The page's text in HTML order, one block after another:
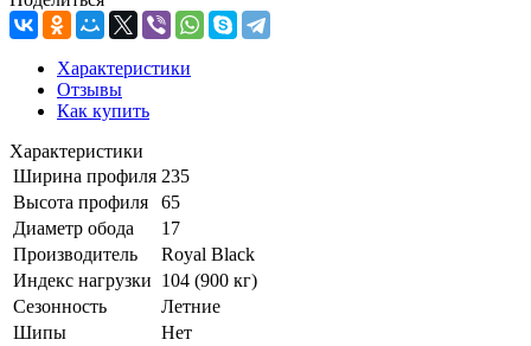
Характеристики
Отзывы
Как купить
Характеристики
Ширина профиля 235
Высота профиля
65
Диаметр обода
17
Производитель
Royal Black
Индекс нагрузки 104 (900 кг)
Сезонность
Летние
Шипы
Нет